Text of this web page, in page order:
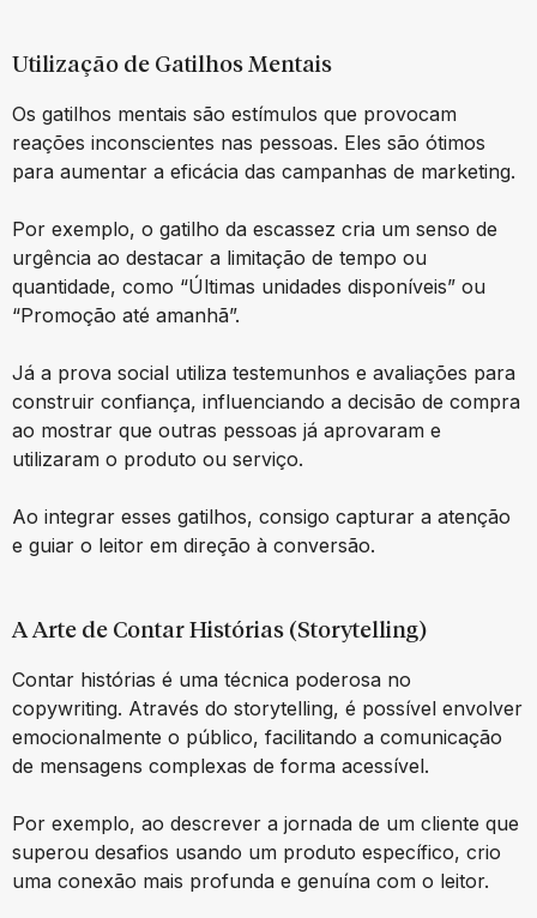
Utilização de Gatilhos Mentais
Os gatilhos mentais são estímulos que provocam
reações inconscientes nas pessoas. Eles são ótimos
para aumentar a eficácia das campanhas de marketing.
Por exemplo, o gatilho da escassez cria um senso de
urgência ao destacar a limitação de tempo ou
quantidade, como “Últimas unidades disponíveis” ou
“Promoção até amanhã”.
Já a prova social utiliza testemunhos e avaliações para
construir confiança, influenciando a decisão de compra
ao mostrar que outras pessoas já aprovaram e
utilizaram o produto ou serviço.
Ao integrar esses gatilhos, consigo capturar a atenção
e guiar o leitor em direção à conversão.
A Arte de Contar Histórias (Storytelling)
Contar histórias é uma técnica poderosa no
copywriting. Através do storytelling, é possível envolver
emocionalmente o público, facilitando a comunicação
de mensagens complexas de forma acessível.
Por exemplo, ao descrever a jornada de um cliente que
superou desafios usando um produto específico, crio
uma conexão mais profunda e genuína com o leitor.